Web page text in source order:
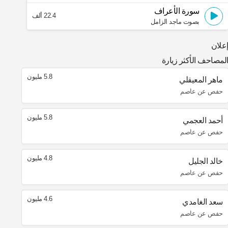
سورة الأعراف
بصوت ماجد الزامل
22.4 ألف
إعلان
المصاحف الأكثر زيارة
ماهر المعيقلي
حفص عن عاصم
5.8 مليون
أحمد العجمي
حفص عن عاصم
5.8 مليون
خالد الجليل
حفص عن عاصم
4.8 مليون
سعد الغامدي
حفص عن عاصم
4.6 مليون